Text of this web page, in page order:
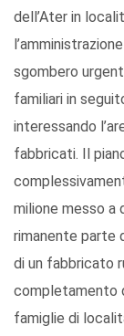
dell’Ater in
sgombero
familiari in
interessando
fabbricati. Il
milione messo a
rimanente parte
di un fabbricato
completamento
famiglie di